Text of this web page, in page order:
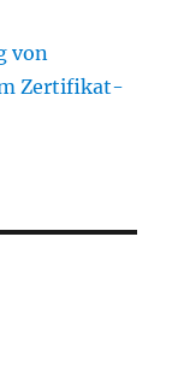
von
Zertifikat-